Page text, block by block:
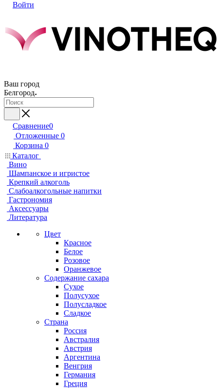
Войти
Ваш город
Белгород
Сравнение0
Отложенные 0
Корзина 0
Каталог
Вино
Шампанское и игристое
Крепкий алкоголь
Слабоалкогольные напитки
Гастрономия
Аксессуары
Литература
Цвет
Красное
Белое
Розовое
Оранжевое
Содержание сахара
Сухое
Полусухое
Полусладкое
Сладкое
Страна
Россия
Австралия
Австрия
Аргентина
Венгрия
Германия
Греция